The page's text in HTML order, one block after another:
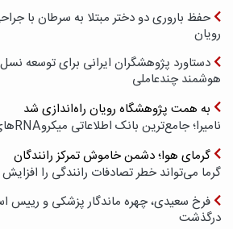
حفظ باروری دو دختر مبتلا به سرطان با
رویان
دستاورد پژوهشگران ایرانی برای توسعه
هوشمند چندعاملی
به همت پژوهشگاه رویان راه‌اندازی شد
نامیرا؛ جامع‌ترین بانک اطلاعاتی میکروRNAهای مرتبط با سرطان
گرمای هوا؛ دشمن خاموش تمرکز رانندگان
گرما می‌تواند خطر تصادفات رانندگی را
فرخ سعیدی، چهره ماندگار پزشکی و رییس
درگذشت